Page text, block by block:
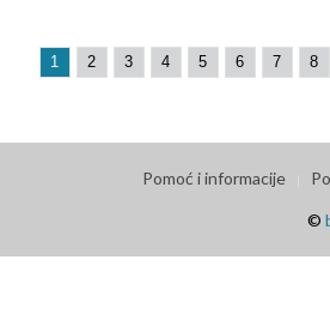
1 2 3 4 5 6 7 8
Pomoć i informacije
©